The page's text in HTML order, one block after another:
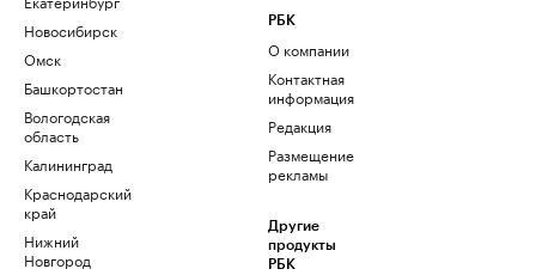
Новосибирск
Омск
Башкортостан
Вологодская
область
Калининград
Краснодарский
край
Нижний
Новгород
РБК
О компании
Контактная
информация
Редакция
Размещение
рекламы
Другие
продукты
РБК